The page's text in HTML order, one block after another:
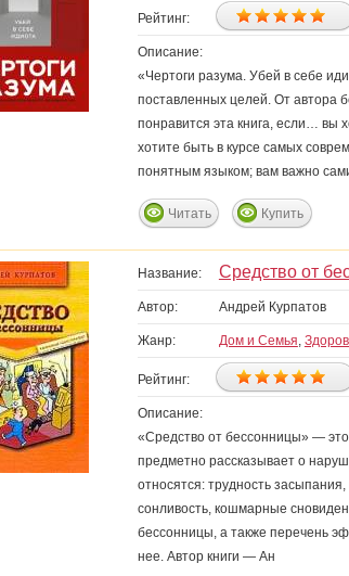
Рейтинг:
Описание:
«Чертоги разума. Убей в себе
поставленных целей. От автора
понравится эта книга, если… вы
хотите быть в курсе самых
понятным языком; вам важно
Читать Купить
Название: Средство от
Автор: Андрей Курпатов
Жанр: Дом и Семья,
Рейтинг:
Описание:
«Средство от бессонницы» — это
предметно рассказывает о
относятся: трудность
сонливость, кошмарные
бессонницы, а также перечень
нее. Автор книги — Ан